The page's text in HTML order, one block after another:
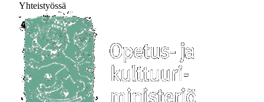
Yhteistyössä